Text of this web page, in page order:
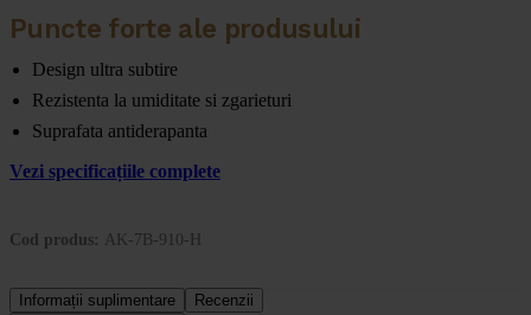
Puncte forte ale produsului
Design ultra subtire
Rezistenta la umiditate si zgarieturi
Suprafata antiderapanta
Vezi specificațiile complete
Cod produs: AK-7B-910-H
Informații suplimentare
Recenzii